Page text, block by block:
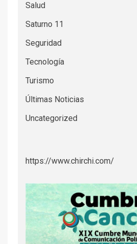
Salud
Saturno 11
Seguridad
Tecnología
Turismo
Últimas Noticias
Uncategorized
https://www.chirchi.com/